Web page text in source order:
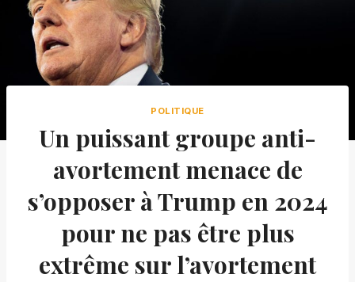
POLITIQUE
Un puissant groupe anti-
avortement menace de
s’opposer à Trump en 2024
pour ne pas être plus
extrême sur l’avortement